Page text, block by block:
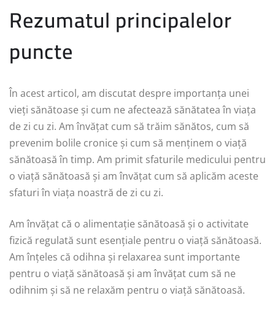
Rezumatul principalelor
puncte
În acest articol, am discutat despre importanța unei
vieți sănătoase și cum ne afectează sănătatea în viața
de zi cu zi. Am învățat cum să trăim sănătos, cum să
prevenim bolile cronice și cum să menținem o viață
sănătoasă în timp. Am primit sfaturile medicului pentru
o viață sănătoasă și am învățat cum să aplicăm aceste
sfaturi în viața noastră de zi cu zi.
Am învățat că o alimentație sănătoasă și o activitate
fizică regulată sunt esențiale pentru o viață sănătoasă.
Am înțeles că odihna și relaxarea sunt importante
pentru o viață sănătoasă și am învățat cum să ne
odihnim și să ne relaxăm pentru o viață sănătoasă.